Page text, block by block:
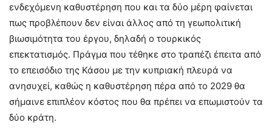
ενδεχόμενη καθυστέρηση που και τα δύο μέρη φαίνεται
πως προβλέπουν δεν είναι άλλος από τη γεωπολιτική
βιωσιμότητα του έργου, δηλαδή ο τουρκικός
επεκτατισμός. Πράγμα που τέθηκε στο τραπέζι έπειτα από
το επεισόδιο της Κάσου με την κυπριακή πλευρά να
ανησυχεί, καθώς η καθυστέρηση πέρα από το 2029 θα
σήμαινε επιπλέον κόστος που θα πρέπει να επωμιστούν τα
δύο κράτη.